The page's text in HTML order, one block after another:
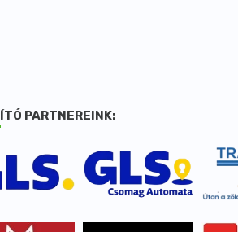
PARTNEREINK: